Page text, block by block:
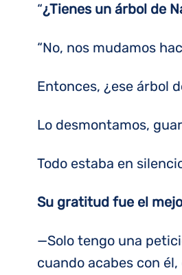
“¿Tienes un árbol de
“No, nos mudamos
Entonces, ¿ese árbol
Lo desmontamos,
Todo estaba en
Su gratitud fue el
—Solo tengo una
cuando acabes con